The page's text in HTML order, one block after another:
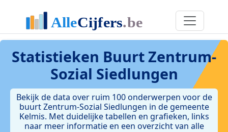
Statistieken Buurt Zentrum-
Sozial Siedlungen
Bekijk de data over ruim 100 onderwerpen voor de
buurt Zentrum-Sozial Siedlungen in de gemeente
Kelmis. Met duidelijke tabellen en grafieken, links
naar meer informatie en een overzicht van alle